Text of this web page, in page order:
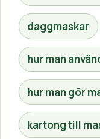
daggmaskar
hur man
hur man gör
kartong till